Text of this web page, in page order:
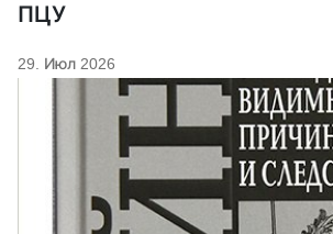
ПЦУ
29. Июл 2026